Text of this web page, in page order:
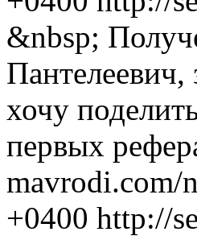
&nbsp;
хочу
первых
mavrodi.com/
+0400 http://